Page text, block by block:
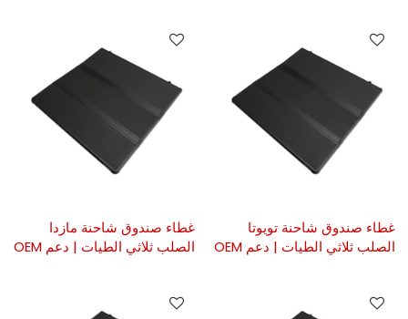
غطاء صندوق شاحنة تويوتا
الصلب ثلاثي الطيات | دعم OEM
غطاء صندوق شاحنة مازدا
الصلب ثلاثي الطيات | دعم OEM